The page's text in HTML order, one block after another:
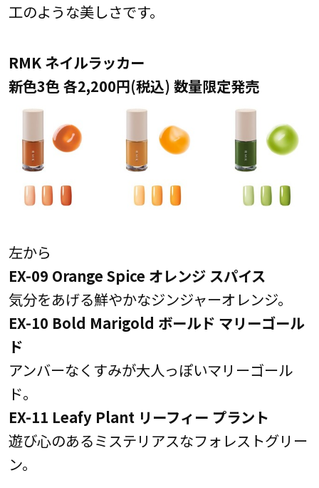
工のような美しさです。
RMK ネイルラッカー
新色3色 各2,200円(税込) 数量限定発売
左から
EX-09 Orange Spice オレンジ スパイス
気分をあげる鮮やかなジンジャーオレンジ。
EX-10 Bold Marigold ボールド マリーゴール
ド
アンバーなくすみが大人っぽいマリーゴール
ド。
EX-11 Leafy Plant リーフィー プラント
遊び心のあるミステリアスなフォレストグリー
ン。